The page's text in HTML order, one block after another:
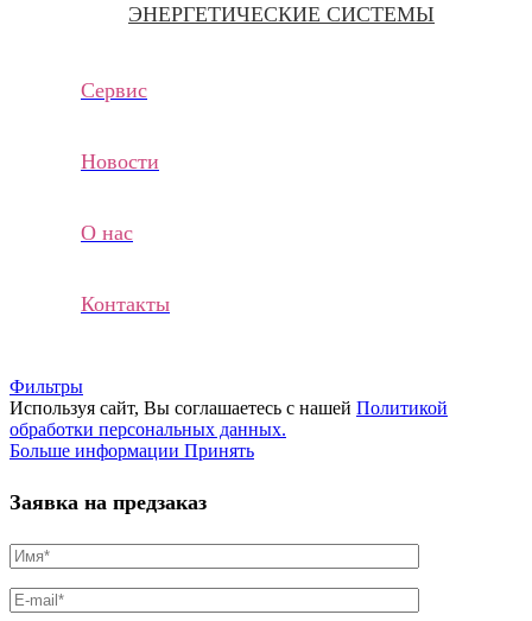
ЭНЕРГЕТИЧЕСКИЕ СИСТЕМЫ
Сервис
Новости
О нас
Контакты
Фильтры
Используя сайт, Вы соглашаетесь с нашей Политикой
обработки персональных данных.
Больше информации Больше
Принять
Заявка на предзаказ